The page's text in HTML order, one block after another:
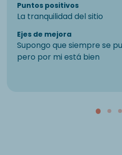
Puntos positivos
La tranquilidad del sitio
Ejes de mejora
Supongo que siempre se
pero por mi está bien